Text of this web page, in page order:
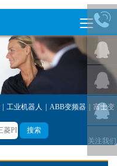
Toggle
navigation
| 工业机器人 | ABB变频器 | 富士变
搜索
关注我们